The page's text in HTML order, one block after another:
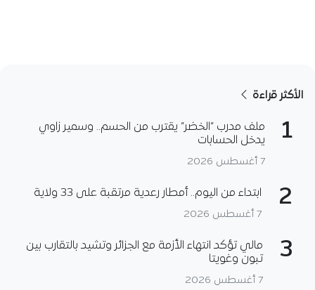
الأكثر قراءة
1
ملف مدرب “الخضر” يقترب من الحسم.. وسمير زاوي
يدخل الحسابات
7 أغسطس 2026
2 ابتداء من اليوم.. أمطار رعدية مرتقبة على 33 ولاية
7 أغسطس 2026
3
مالي تؤكد انتهاء الأزمة مع الجزائر وتشيد بالتقارب بين
تبون وغويتا
7 أغسطس 2026